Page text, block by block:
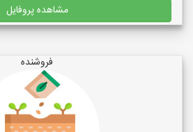
مشاهده پروفایل
فروشنده